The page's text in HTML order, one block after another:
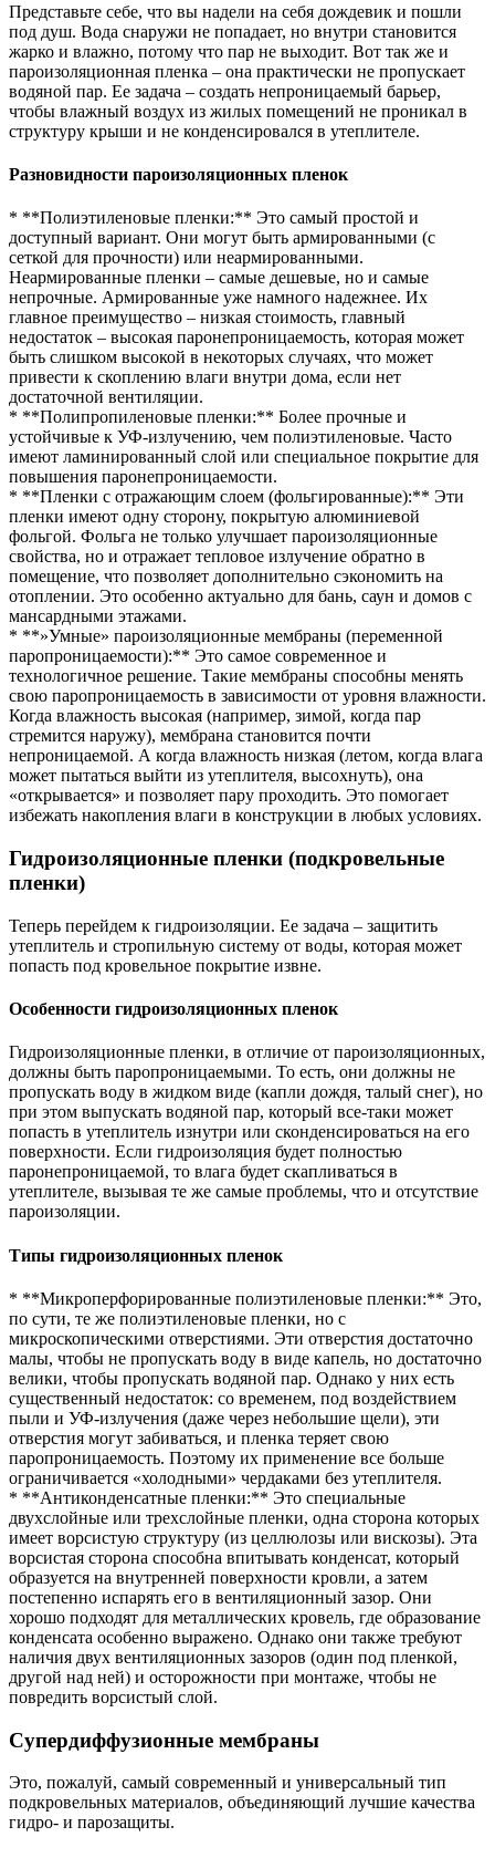
Представьте себе, что вы надели на себя дождевик и пошли
под душ. Вода снаружи не попадает, но внутри становится
жарко и влажно, потому что пар не выходит. Вот так же и
пароизоляционная пленка – она практически не пропускает
водяной пар. Ее задача – создать непроницаемый барьер,
чтобы влажный воздух из жилых помещений не проникал в
структуру крыши и не конденсировался в утеплителе.
Разновидности пароизоляционных пленок
* **Полиэтиленовые пленки:** Это самый простой и
доступный вариант. Они могут быть армированными (с
сеткой для прочности) или неармированными.
Неармированные пленки – самые дешевые, но и самые
непрочные. Армированные уже намного надежнее. Их
главное преимущество – низкая стоимость, главный
недостаток – высокая паронепроницаемость, которая может
быть слишком высокой в некоторых случаях, что может
привести к скоплению влаги внутри дома, если нет
достаточной вентиляции.
* **Полипропиленовые пленки:** Более прочные и
устойчивые к УФ-излучению, чем полиэтиленовые. Часто
имеют ламинированный слой или специальное покрытие для
повышения паронепроницаемости.
* **Пленки с отражающим слоем (фольгированные):** Эти
пленки имеют одну сторону, покрытую алюминиевой
фольгой. Фольга не только улучшает пароизоляционные
свойства, но и отражает тепловое излучение обратно в
помещение, что позволяет дополнительно сэкономить на
отоплении. Это особенно актуально для бань, саун и домов с
мансардными этажами.
* **»Умные» пароизоляционные мембраны (переменной
паропроницаемости):** Это самое современное и
технологичное решение. Такие мембраны способны менять
свою паропроницаемость в зависимости от уровня влажности.
Когда влажность высокая (например, зимой, когда пар
стремится наружу), мембрана становится почти
непроницаемой. А когда влажность низкая (летом, когда влага
может пытаться выйти из утеплителя, высохнуть), она
«открывается» и позволяет пару проходить. Это помогает
избежать накопления влаги в конструкции в любых условиях.
Гидроизоляционные пленки (подкровельные
пленки)
Теперь перейдем к гидроизоляции. Ее задача – защитить
утеплитель и стропильную систему от воды, которая может
попасть под кровельное покрытие извне.
Особенности гидроизоляционных пленок
Гидроизоляционные пленки, в отличие от пароизоляционных,
должны быть паропроницаемыми. То есть, они должны не
пропускать воду в жидком виде (капли дождя, талый снег), но
при этом выпускать водяной пар, который все-таки может
попасть в утеплитель изнутри или сконденсироваться на его
поверхности. Если гидроизоляция будет полностью
паронепроницаемой, то влага будет скапливаться в
утеплителе, вызывая те же самые проблемы, что и отсутствие
пароизоляции.
Типы гидроизоляционных пленок
* **Микроперфорированные полиэтиленовые пленки:** Это,
по сути, те же полиэтиленовые пленки, но с
микроскопическими отверстиями. Эти отверстия достаточно
малы, чтобы не пропускать воду в виде капель, но достаточно
велики, чтобы пропускать водяной пар. Однако у них есть
существенный недостаток: со временем, под воздействием
пыли и УФ-излучения (даже через небольшие щели), эти
отверстия могут забиваться, и пленка теряет свою
паропроницаемость. Поэтому их применение все больше
ограничивается «холодными» чердаками без утеплителя.
* **Антиконденсатные пленки:** Это специальные
двухслойные или трехслойные пленки, одна сторона которых
имеет ворсистую структуру (из целлюлозы или вискозы). Эта
ворсистая сторона способна впитывать конденсат, который
образуется на внутренней поверхности кровли, а затем
постепенно испарять его в вентиляционный зазор. Они
хорошо подходят для металлических кровель, где образование
конденсата особенно выражено. Однако они также требуют
наличия двух вентиляционных зазоров (один под пленкой,
другой над ней) и осторожности при монтаже, чтобы не
повредить ворсистый слой.
Супердиффузионные мембраны
Это, пожалуй, самый современный и универсальный тип
подкровельных материалов, объединяющий лучшие качества
гидро- и парозащиты.